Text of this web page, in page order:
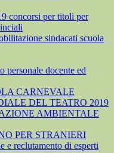
concorsi per titoli per
sindacati scuola
personale docente ed
CARNEVALE
DEL TEATRO 2019
AMBIENTALE
PER STRANIERI
e reclutamento di esperti